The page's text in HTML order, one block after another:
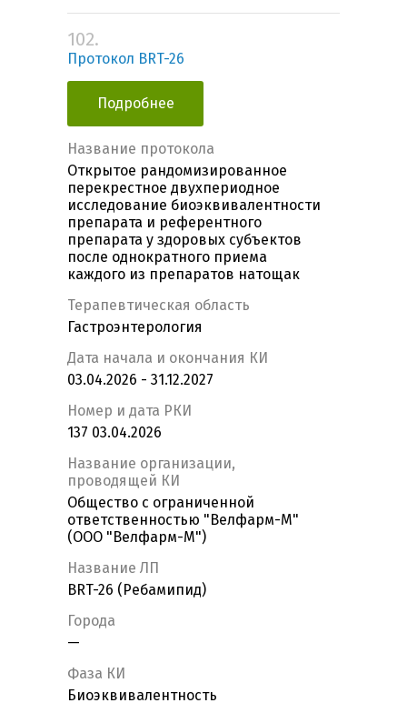
102.
Протокол BRT-26
Подробнее
Название протокола
Открытое рандомизированное
перекрестное двухпериодное
исследование биоэквивалентности
препарата и референтного
препарата у здоровых субъектов
после однократного приема
каждого из препаратов натощак
Терапевтическая область
Гастроэнтерология
Дата начала и окончания КИ
03.04.2026 - 31.12.2027
Номер и дата РКИ
137 03.04.2026
Название организации,
проводящей КИ
Общество с ограниченной
ответственностью "Велфарм-М"
(ООО "Велфарм-М")
Название ЛП
BRT-26 (Ребамипид)
Города
—
Фаза КИ
Биоэквивалентность